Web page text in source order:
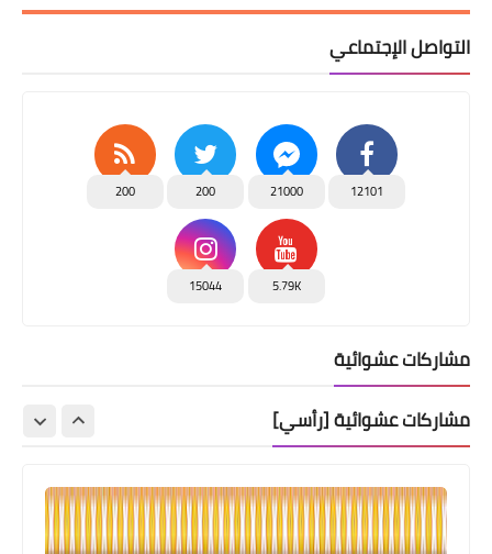
التواصل الإجتماعي
12101
21000
200
200
5.79K
15044
مشاركات عشوائية
مشاركات عشوائية [رأسي]